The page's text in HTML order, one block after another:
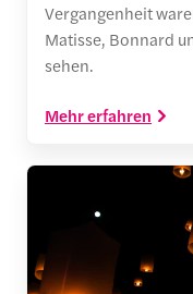
Vergangenheit
Matisse, Bonnard
sehen.
Mehr erfahren